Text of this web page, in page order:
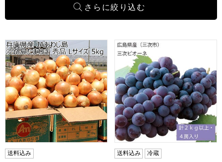
兵庫県産 JAあわじ島淡路島たまねぎ秀品 Lサイズ 5kg(お届
送料込み
広島県産(三次市)三次ピオー
送料込み 冷蔵